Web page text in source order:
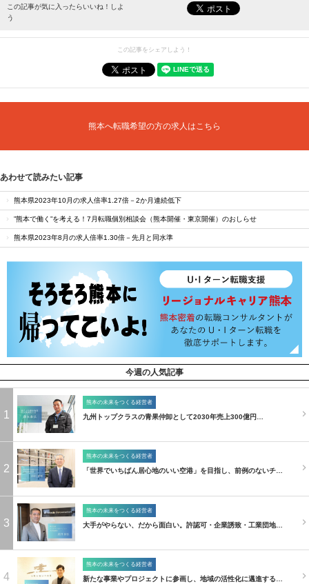
最新情報をお届けします。
この記事が気に入ったらいいね！しよ
う
この記事をシェアしよう！
熊本へ転職希望の方の求人はこちら
あわせて読みたい記事
熊本県2023年10月の求人倍率1.27倍－2か月連続低下
”熊本で働く”を考える！7月転職個別相談会（熊本開催・東京開催）のおしらせ
熊本県2023年8月の求人倍率1.30倍－先月と同水準
今週の人気記事
1
熊本の未来をつくる経営者
九州トップクラスの青果仲卸として2030年売上300億円…
2
熊本の未来をつくる経営者
「世界でいちばん居心地のいい空港」を目指し、前例のないチ…
3
熊本の未来をつくる経営者
大手がやらない、だから面白い。許認可・企業誘致・工業団地…
4
熊本の未来をつくる経営者
新たな事業やプロジェクトに参画し、地域の活性化に邁進する…